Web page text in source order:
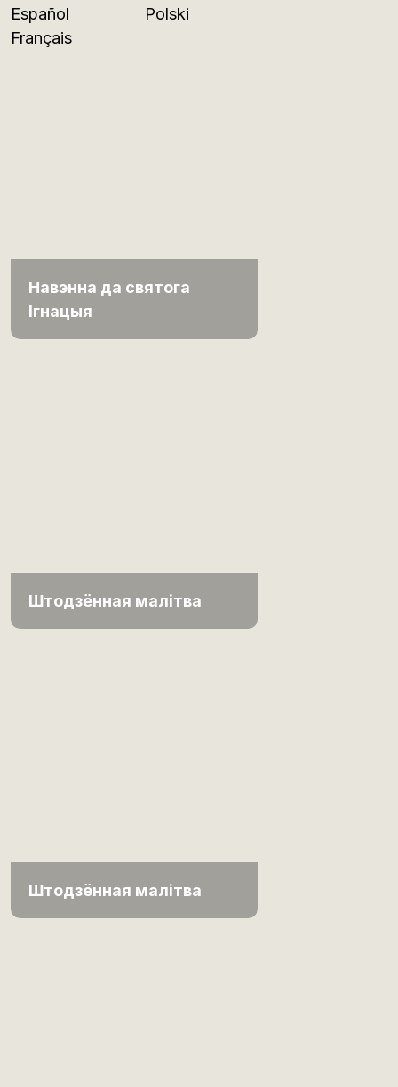
Español
Français
Polski
Навэнна да святога
Ігнацыя
Штодзённая малітва
Штодзённая малітва